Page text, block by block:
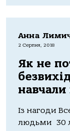
Анна
2 Серпня, 2018
Як не
навчали
Із нагоди
людьми 30